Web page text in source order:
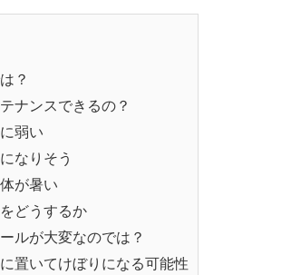
？
ナンスできるの？
弱い
なりそう
が暑い
どうするか
ルが大変なのでは？
置いてけぼりになる可能性